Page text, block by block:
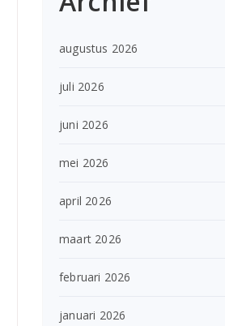
augustus 2026
juli 2026
juni 2026
mei 2026
april 2026
maart 2026
februari 2026
januari 2026